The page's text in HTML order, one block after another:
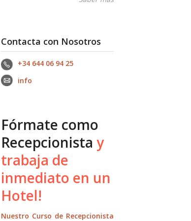
Contacta con Nosotros
+34 644 06 94 25‬
info
Fórmate como
Recepcionista y
trabaja de
inmediato en un
Hotel!
Nuestro Curso de Recepcionista